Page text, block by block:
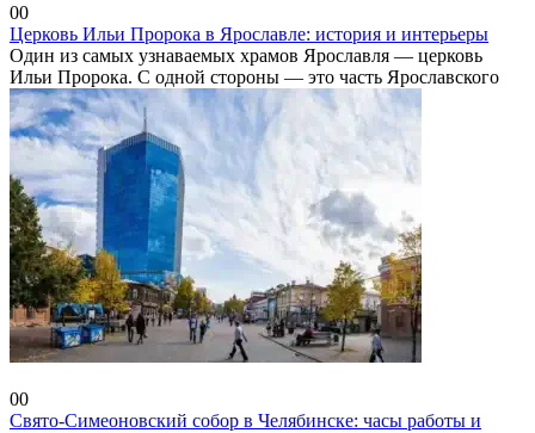
00
Церковь Ильи Пророка в Ярославле: история и интерьеры
Один из самых узнаваемых храмов Ярославля — церковь
Ильи Пророка. С одной стороны — это часть Ярославского
00
Свято-Симеоновский собор в Челябинске: часы работы и